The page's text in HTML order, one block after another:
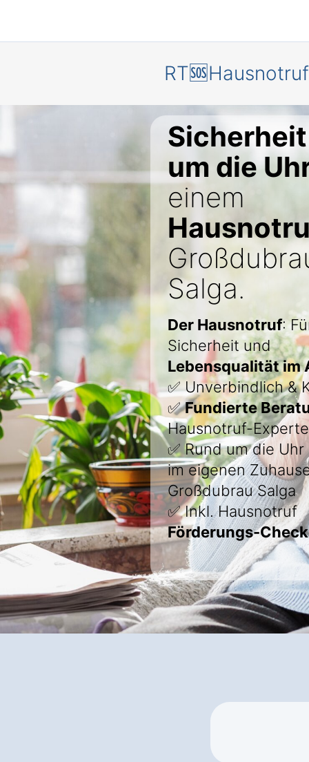
RT🆘Hausnotruf
um die
einem
Salga.
Der Hausnotruf:
Sicherheit und
Lebensqualität im
✅ Unverbindlich &
✅Fundierte
Hausnotruf-
✅ Rund um die
im eigenen
Großdubrau Salga
✅ Inkl. Hausnotruf
Förderungs-Check